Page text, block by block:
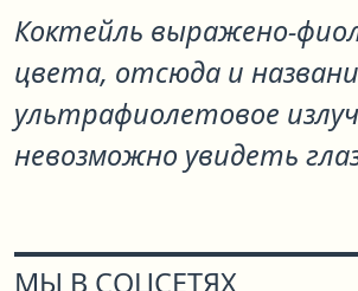
Коктейль выражено-
цвета, отсюда и
ультрафиолетовое
невозможно увидеть
МЫ В СОЦСЕТЯХ